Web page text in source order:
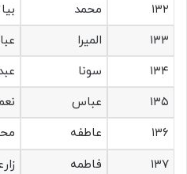
۱۳۲
محمد
۱۳۳
المیرا
۱۳۴
سونا
۱۳۵
عباس
۱۳۶
عاطفه
۱۳۷
فاطمه